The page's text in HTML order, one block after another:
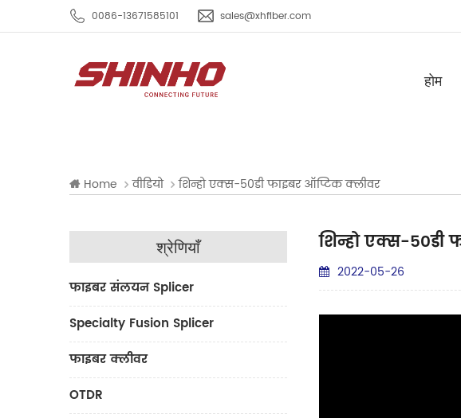
0086-13671585101 sales@xhfiber.com
होम
Home वीडियो शिन्हो एक्स-50डी फाइबर ऑप्टिक क्लीवर
श्रेणियाँ
फाइबर संलयन Splicer
Specialty Fusion Splicer
फाइबर क्लीवर
OTDR
शिन्हो एक्स-50डी
2022-05-26